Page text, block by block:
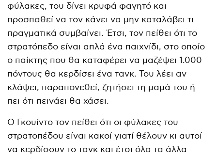
φύλακες, του δίνει κρυφά φαγητό και
προσπαθεί να τον κάνει να μην καταλάβει τι
πραγματικά συμβαίνει. Έτσι, τον πείθει ότι το
στρατόπεδο είναι απλά ένα παιχνίδι, στο οποίο
ο παίκτης που θα καταφέρει να μαζέψει 1.000
πόντους θα κερδίσει ένα τανκ. Του λέει αν
κλάψει, παραπονεθεί, ζητήσει τη μαμά του ή
πει ότι πεινάει θα χάσει.
Ο Γκουίντο τον πείθει ότι οι φύλακες του
στρατοπέδου είναι κακοί γιατί θέλουν κι αυτοί
να κερδίσουν το τανκ και έτσι όλα τα άλλα